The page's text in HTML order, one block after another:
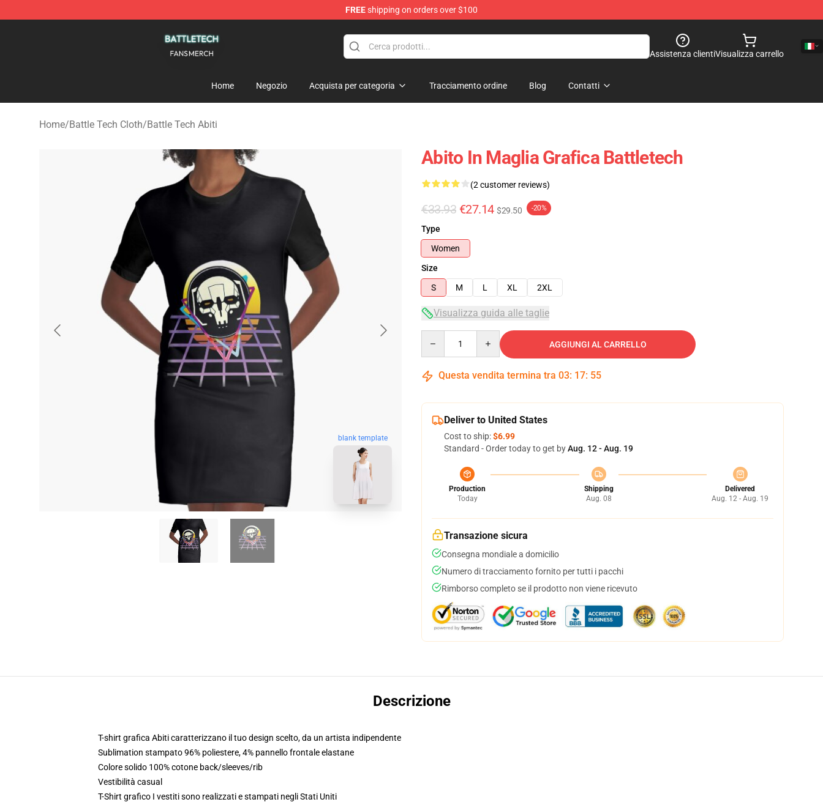
FREEshipping on orders over $100
Assistenza clientiVisualizza carrello
Home Negozio Acquista per categoria Tracciamento ordine Blog Contatti
Home/Battle Tech Cloth/Battle Tech Abiti
blank template
Abito In Maglia Grafica Battletech
(2 customer reviews)
€33.93 €27.14 $29.50 -20%
Type
Women
Size
S
M L XL 2XL
Visualizza guida alle taglie
AGGIUNGI AL CARRELLO
Questa vendita termina tra 03: 17: 54
Deliver to United States
Cost to ship:$6.99
Standard - Order today to get byAug. 12 - Aug. 19
Production
Today
Shipping
Aug. 08
Delivered
Aug. 12 - Aug. 19
Transazione sicura
Consegna mondiale a domicilio
Numero di tracciamento fornito per tutti i pacchi
Rimborso completo se il prodotto non viene ricevuto
Descrizione
T-shirt grafica Abiti caratterizzano il tuo design scelto, da un artista indipendente
Sublimation stampato 96% poliestere, 4% pannello frontale elastane
Colore solido 100% cotone back/sleeves/rib
Vestibilità casual
T-Shirt grafico I vestiti sono realizzati e stampati negli Stati Uniti